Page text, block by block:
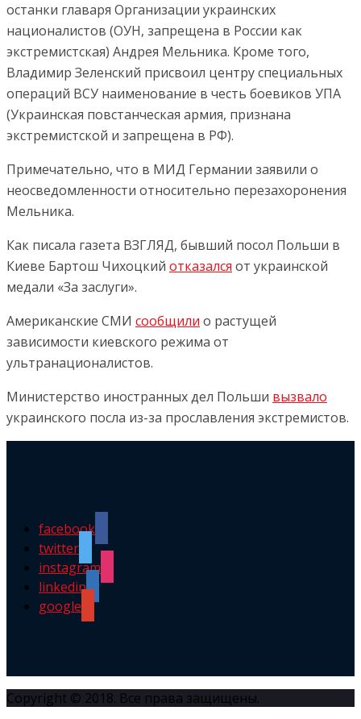
останки главаря Организации украинских
националистов (ОУН, запрещена в России как
экстремистская) Андрея Мельника. Кроме того,
Владимир Зеленский присвоил центру специальных
операций ВСУ наименование в честь боевиков УПА
(Украинская повстанческая армия, признана
экстремистской и запрещена в РФ).
Примечательно, что в МИД Германии заявили о
неосведомленности относительно перезахоронения
Мельника.
Как писала газета ВЗГЛЯД, бывший посол Польши в
Киеве Бартош Чихоцкий отказался от украинской
медали «За заслуги».
Американские СМИ сообщили о растущей
зависимости киевского режима от
ультранационалистов.
Министерство иностранных дел Польши вызвало
украинского посла из-за прославления экстремистов.
facebook
twitter
instagram
linkedin
google
Copyright © 2018. Все права защищены.